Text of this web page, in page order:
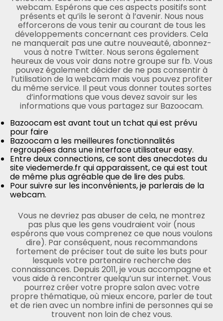
webcam. Espérons que ces aspects positifs sont
présents et qu’ils le seront à l’avenir. Nous nous
efforcerons de vous tenir au courant de tous les
développements concernant ces providers. Cela
ne manquerait pas une autre nouveauté, abonnez-
vous à notre Twitter. Nous serons également
heureux de vous voir dans notre groupe sur fb. Vous
pouvez également décider de ne pas consentir à
l’utilisation de la webcam mais vous pouvez profiter
du même service. Il peut vous donner toutes sortes
d’informations que vous devez savoir sur les
informations que vous partagez sur Bazoocam.
Bazoocam est avant tout un tchat qui est prévu
pour faire
Bazoocam a les meilleures fonctionnalités
regroupées dans une interface utilisateur easy.
Entre deux connections, ce sont des anecdotes du
site viedemerde.fr qui apparaissent, ce qui est tout
de même plus agréable que de lire des pubs.
Pour suivre sur les inconvénients, je parlerais de la
webcam.
Vous ne devriez pas abuser de cela, ne montrez
pas plus que les gens voudraient voir (nous
espérons que vous comprenez ce que nous voulons
dire). Par conséquent, nous recommandons
fortement de préciser tout de suite les buts pour
lesquels votre partenaire recherche des
connaissances. Depuis 2011, je vous accompagne et
vous aide à rencontrer quelqu’un sur internet. Vous
pourrez créer votre propre salon avec votre
propre thématique, où mieux encore, parler de tout
et de rien avec un nombre infini de personnes qui se
trouvent non loin de chez vous.